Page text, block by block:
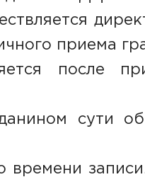
приема
после
сути
времени